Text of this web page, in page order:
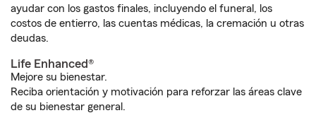
ayudar con los gastos finales, incluyendo el funeral, los
costos de entierro, las cuentas médicas, la cremación u otras
deudas.
Life Enhanced®
Mejore su bienestar.
Reciba orientación y motivación para reforzar las áreas clave
de su bienestar general.